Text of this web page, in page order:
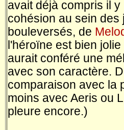
avait déjà compris il
cohésion au sein
bouleversés, de
l'héroïne est bien
aurait conféré une
avec son caractère.
comparaison avec la
moins avec Aeris ou
pleure encore.)